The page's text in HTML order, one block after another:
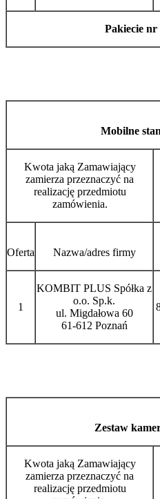
Pakiecie nr
Mobilne
Kwota jaką Zamawiający
zamierza przeznaczyć na
realizację przedmiotu
zamówienia.
Oferta Nazwa/adres firmy
1
KOMBIT PLUS Spółka z
o.o. Sp.k.
ul. Migdałowa 60
61-612 Poznań
Zestaw
Kwota jaką Zamawiający
zamierza przeznaczyć na
realizację przedmiotu